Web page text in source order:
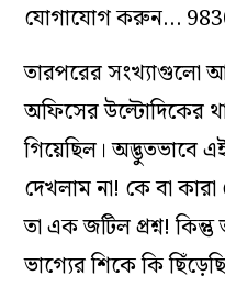
যোগাযোগ করুন…
তারপরের সংখ্যাগুলো
অফিসের উল্টোদিকের
গিয়েছিল। অদ্ভুতভাবে
দেখলাম না! কে বা
তা এক জটিল প্রশ্ন!
ভাগ্যের শিকে কি